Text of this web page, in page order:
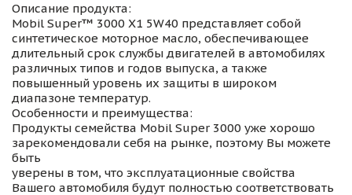
Описание продукта:
Mobil Super™ 3000 X1 5W40 представляет собой
синтетическое моторное масло, обеспечивающее
длительный срок службы двигателей в автомобилях
различных типов и годов выпуска, а также
повышенный уровень их защиты в широком
диапазоне температур.
Особенности и преимущества:
Продукты семейства Mobil Super 3000 уже хорошо
зарекомендовали себя на рынке, поэтому Вы можете
быть
уверены в том, что эксплуатационные свойства
Вашего автомобиля будут полностью соответствовать